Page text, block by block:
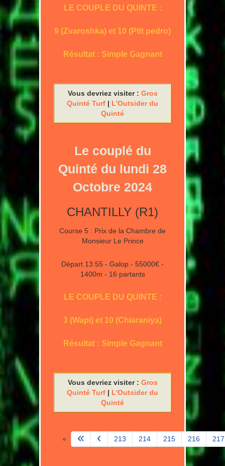
LE COUPLE DU QUINTE :
9 (Zvaroshka) et 10 (Ptit pedro)
Résultat : Simple Gagnant
Vous devriez visiter : Gros
Quinté Turf | L'Outsider du
Quinté
Le couplé du
Quinté du lundi 28
Octobre 2024
CHANTILLY (R1)
Course 5 : Prix de la Chambre de
Monsieur Le Prince
Départ 13:55 - Galop - 55000€ -
1400m - 16 partants
LE COUPLE DU QUINTE :
3 (Wapi) et 10 (Chiaraniya)
Résultat : Simple Gagnant
Vous devriez visiter : Gros
Quinté Turf | L'Outsider du
Quinté
Page 218 sur 580
213 214 215 216 217